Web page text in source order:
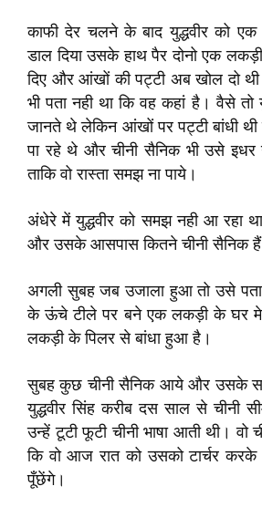
काफी देर चलने के बाद युद्धवीर को एक
डाल दिया उसके हाथ पैर दोनो एक
दिए और आंखों की पट्टी अब खोल दो
भी पता नही था कि वह कहां है। वैसे तो
जानते थे लेकिन आंखों पर पट्टी बांधी
पा रहे थे और चीनी सैनिक भी उसे
ताकि वो रास्ता समझ ना पाये।
अंधेरे में युद्धवीर को समझ नही आ रहा
और उसके आसपास कितने चीनी सैनिक
अगली सुबह जब उजाला हुआ तो उसे
के ऊंचे टीले पर बने एक लकड़ी के घर
लकड़ी के पिलर से बांधा हुआ है।
सुबह कुछ चीनी सैनिक आये और उसके
युद्धवीर सिंह करीब दस साल से चीनी
उन्हें टूटी फूटी चीनी भाषा आती थी।
कि वो आज रात को उसको टार्चर करके
पूँछेंगे।